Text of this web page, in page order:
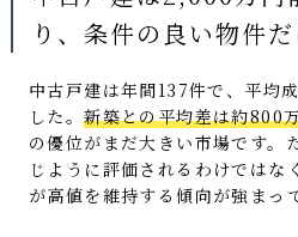
り、条件の良い物件
中古戸建は年間137件で、平均
した。新築との平均差は約800
の優位がまだ大きい市場です。
じように評価されるわけではな
が高値を維持する傾向が強まっ